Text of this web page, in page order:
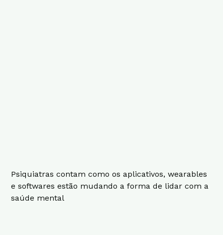
Psiquiatras contam como os aplicativos, wearables
e softwares estão mudando a forma de lidar com a
saúde mental